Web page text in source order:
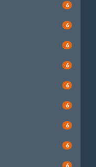
6
6
6
6
6
6
6
6
6